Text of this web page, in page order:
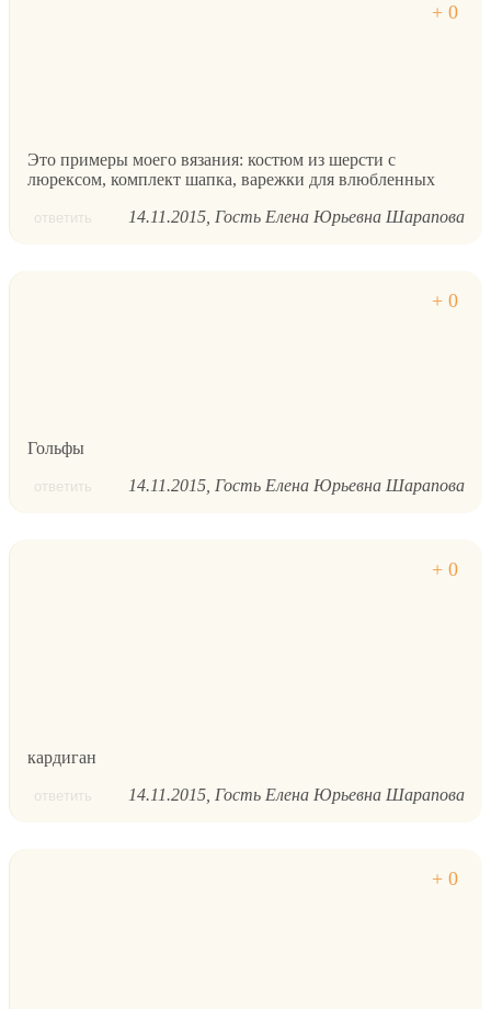
Это примеры моего вязания: костюм из шерсти с
люрексом, комплект шапка, варежки для влюбленных
ответить 14.11.2015 Гость Елена Юрьевна Шарапова
Гольфы
ответить 14.11.2015 Гость Елена Юрьевна Шарапова
кардиган
ответить 14.11.2015 Гость Елена Юрьевна Шарапова